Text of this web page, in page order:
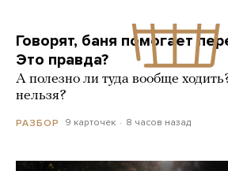
Говорят, баня помогает
Это правда?
А полезно ли туда вообще
нельзя?
РАЗБОР 9 карточек 8 часов назад